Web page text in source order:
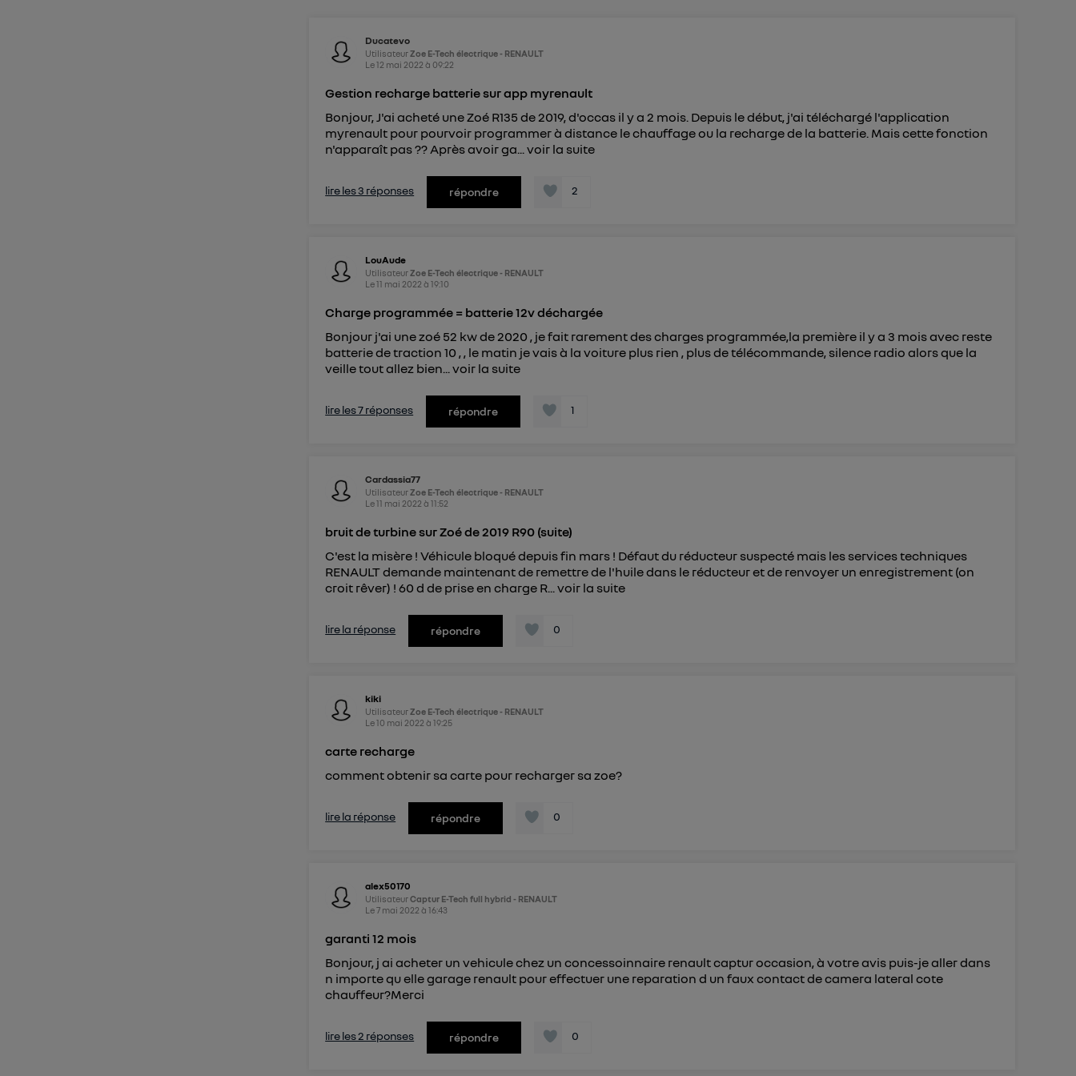
Ducatevo
UtilisateurZoe E-Tech électrique - RENAULT
Le12 mai 2022 à 09:22
Gestion recharge batterie sur app myrenault
Bonjour, J'ai acheté une Zoé R135 de 2019, d'occas il y a 2 mois. Depuis le début, j'ai téléchargé l'application
myrenault pour pourvoir programmer à distance le chauffage ou la recharge de la batterie. Mais cette fonction
n'apparaît pas ?? Après avoir ga...voir la suite
lire les 3 réponses répondre 2
LouAude
UtilisateurZoe E-Tech électrique - RENAULT
Le11 mai 2022 à19:10
Charge programmée = batterie 12v déchargée
Bonjour j'ai une zoé 52 kw de 2020 , je fait rarement des charges programmée,la première il y a 3 mois avec reste
batterie de traction 10 , , le matin je vais à la voiture plus rien , plus de télécommande, silence radio alors que la
veille tout allez bien...voir la suite
lire les 7 réponses répondre 1
Cardassia77
UtilisateurZoe E-Tech électrique - RENAULT
Le11 mai 2022 à11:52
bruit de turbine sur Zoé de 2019 R90 (suite)
C'est la misère ! Véhicule bloqué depuis fin mars ! Défaut du réducteur suspecté mais les services techniques
RENAULT demande maintenant de remettre de l'huile dans le réducteur et de renvoyer un enregistrement (on
croit rêver) ! 60 d de prise en charge R...voir la suite
lire la réponse répondre 0
kiki
UtilisateurZoe E-Tech électrique - RENAULT
Le10 mai 2022 à19:25
carte recharge
comment obtenir sa carte pour recharger sa zoe?
lire la réponse répondre 0
alex50170
UtilisateurCaptur E-Tech full hybrid - RENAULT
Le7 mai 2022 à16:43
garanti 12 mois
Bonjour, j ai acheter un vehicule chez un concessoinnaire renault captur occasion, à votre avis puis-je aller dans
n importe qu elle garage renault pour effectuer une reparation d un faux contact de camera lateral cote
chauffeur?Merci
lire les 2 réponses répondre 0
d'informations, veuillez consulter